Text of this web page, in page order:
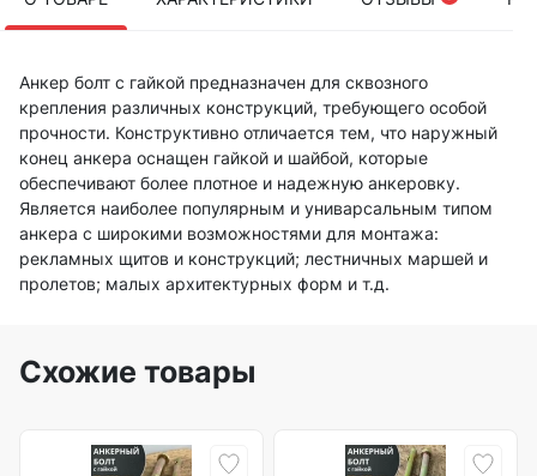
Анкер болт с гайкой предназначен для сквозного
крепления различных конструкций, требующего особой
прочности. Конструктивно отличается тем, что наружный
конец анкера оснащен гайкой и шайбой, которые
обеспечивают более плотное и надежную анкеровку.
Является наиболее популярным и униварсальным типом
анкера с широкими возможностями для монтажа:
рекламных щитов и конструкций; лестничных маршей и
пролетов; малых архитектурных форм и т.д.
Схожие товары